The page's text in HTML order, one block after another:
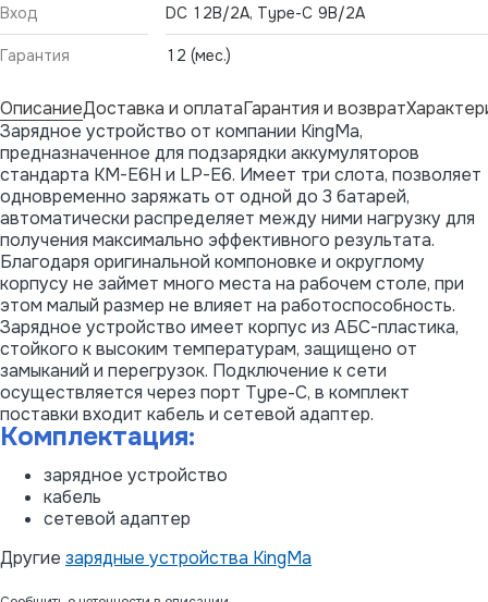
Вход DC 12В/2А, Type-C 9В/2А
Гарантия 12 (мес.)
ОписаниеДоставка и оплатаГарантия и возврат
Зарядное устройство от компании KingMa,
предназначенное для подзарядки аккумуляторов
стандарта KM-E6H и LP-E6. Имеет три слота, позволяет
одновременно заряжать от одной до 3 батарей,
автоматически распределяет между ними нагрузку для
получения максимально эффективного результата.
Благодаря оригинальной компоновке и округлому
корпусу не займет много места на рабочем столе, при
этом малый размер не влияет на работоспособность.
Зарядное устройство имеет корпус из АБС-пластика,
стойкого к высоким температурам, защищено от
замыканий и перегрузок. Подключение к сети
осуществляется через порт Type-C, в комплект
поставки входит кабель и сетевой адаптер.
Комплектация:
зарядное устройство
кабель
сетевой адаптер
Другие зарядные устройства KingMa